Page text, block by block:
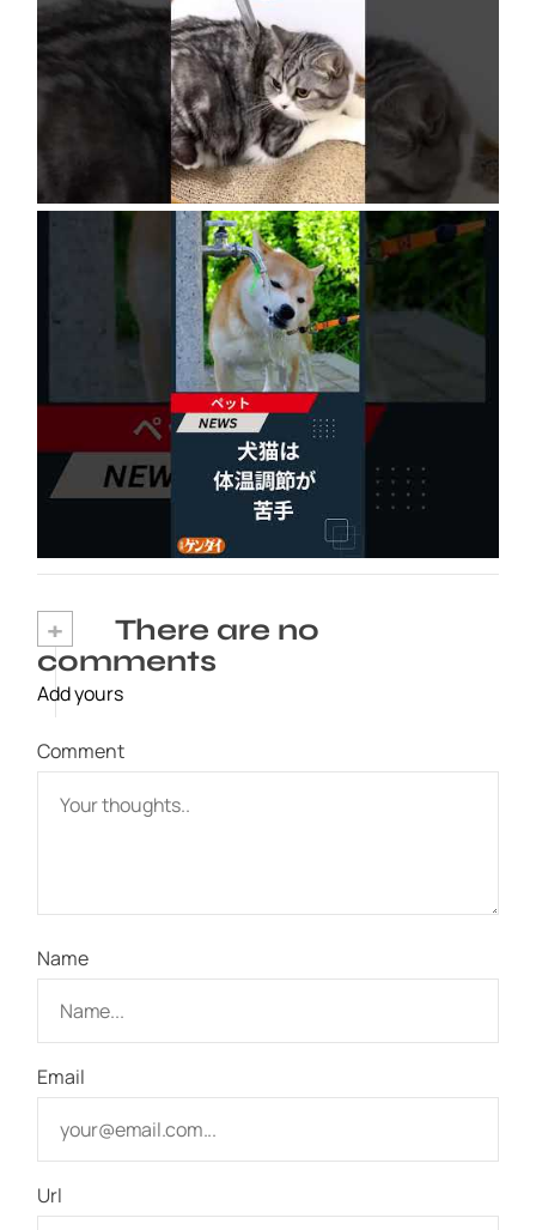
ネコにドッキリ仕掛けた結果５選 #猫のいる暮
らし #cat #面白集 #ねこ #笑ったら負け
2026年8月6日
犬猫は体温調節が苦手、しかも夏バテは胃腸に
出る…そんなときの対処法とは？ #犬 #猫 #ペ
ット #飼い猫 #飼い犬 #熱中症 #日刊ゲンダイ
+
There are no
comments
Add yours
Comment
Name
Email
Url